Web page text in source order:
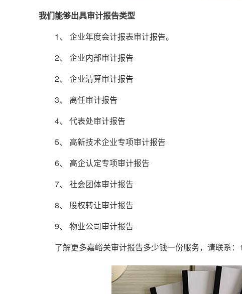
我们能够出具审计报告类型
1、 企业年度会计报表审计报告。
2、 企业内部审计报告
2、 企业清算审计报告
3、 离任审计报告
4、 代表处审计报告
5、 高新技术企业专项审计报告
6、 高企认定专项审计报告
7、 社会团体审计报告
8、 股权转让审计报告
9、 物业公司审计报告
了解更多嘉峪关审计报告多少钱一份服务，请联系：